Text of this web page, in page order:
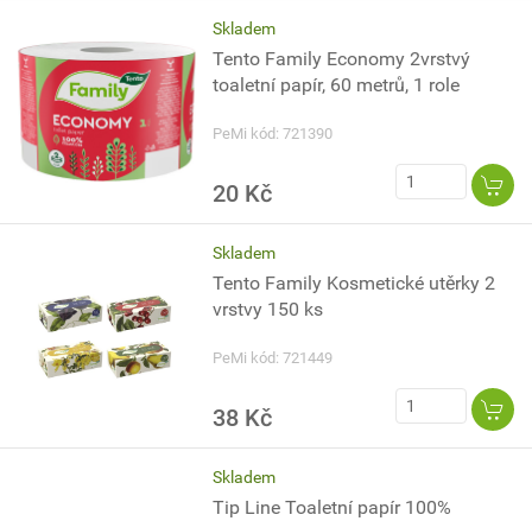
Skladem
Tento Family Economy 2vrstvý
toaletní papír, 60 metrů, 1 role
PeMi kód: 721390
20 Kč
Skladem
Tento Family Kosmetické utěrky 2
vrstvy 150 ks
PeMi kód: 721449
38 Kč
Skladem
Tip Line Toaletní papír 100%